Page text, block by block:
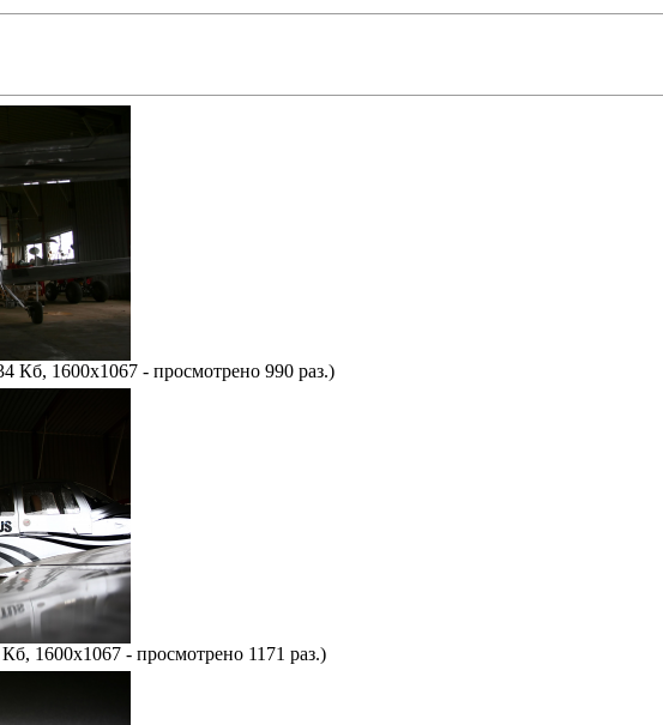
Кб, 1600x1067 - просмотрено 990 раз.)
1600x1067 - просмотрено 1171 раз.)